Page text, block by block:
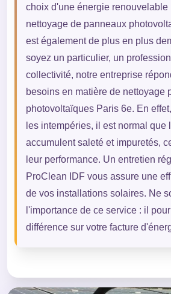
choix d'une énergie renouvelable
nettoyage de panneaux
est également de plus en plus
soyez un particulier, un
collectivité, notre entreprise
besoins en matière de nettoyage
photovoltaïques Paris 6e. En
les intempéries, il est normal que
accumulent saleté et impuretés,
leur performance. Un entretien
ProClean IDF vous assure une
de vos installations solaires. Ne
l'importance de ce service : il
différence sur votre facture